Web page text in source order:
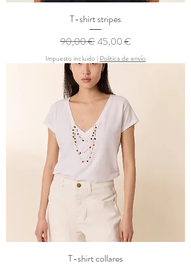
T-shirt stripes
Precio
90,00 €Precio de oferta
45,00 €
Impuesto incluido | Politica de envío
T-shirt collares